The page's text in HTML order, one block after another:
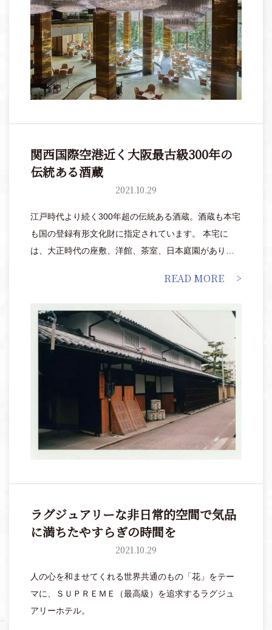
関西国際空港近く大阪最古級300年の
伝統ある酒蔵
2021.10.29
江戸時代より続く300年超の伝統ある酒蔵。酒蔵も本宅
も国の登録有形文化財に指定されています。 本宅に
は、大正時代の座敷、洋館、茶室、日本庭園がありま
杉板を使用。ガラス障子は斜めから見ると波打ってお
の屋根、ペルシャ絨毯が見ものです。日本庭園には錦
鯉が泳ぐ池、また自然の趣が残る大きな庭石や灯籠も
あります。創業当時から常時手入れされた松の木も見
事です。
READ MORE
ラグジュアリーな非日常的空間で気品
に満ちたやすらぎの時間を
2021.10.29
人の心を和ませてくれる世界共通のもの「花」をテー
マに、ＳＵＰＲＥＭＥ（最高級）を追求するラグジュ
アリーホテル。